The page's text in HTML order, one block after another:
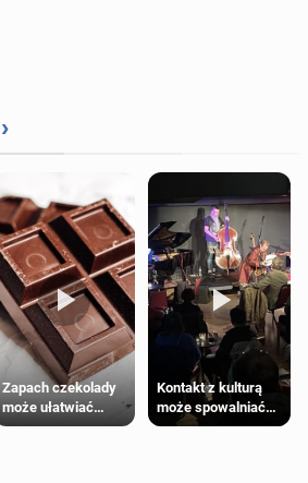
›
Zapach czekolady
może ułatwiać
trening siłowy
Kontakt z kulturą
może spowalniać
starzenie